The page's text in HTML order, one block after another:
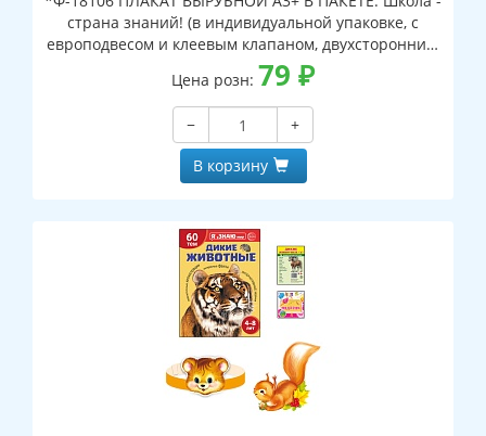
страна знаний! (в индивидуальной упаковке, с
европодвесом и клеевым клапаном, двухсторонний,
ВД-лак)
Цена розн: 79 ₽
−
+
В корзину